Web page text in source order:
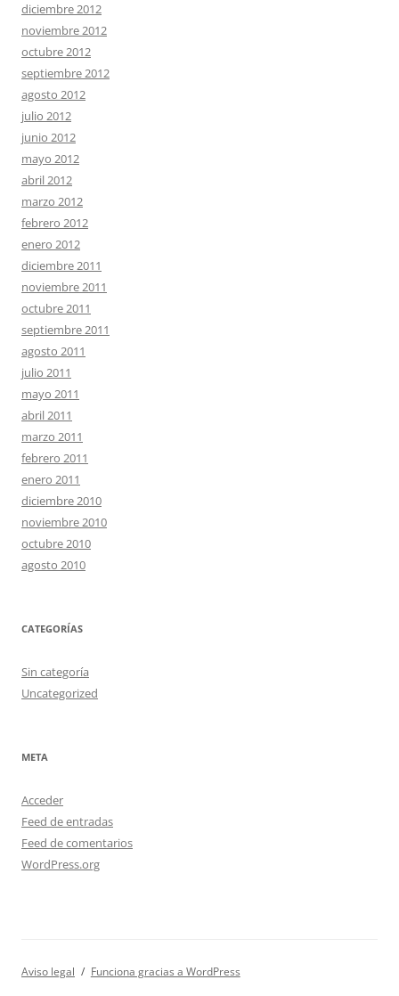
diciembre 2012
noviembre 2012
octubre 2012
septiembre 2012
agosto 2012
julio 2012
junio 2012
mayo 2012
abril 2012
marzo 2012
febrero 2012
enero 2012
diciembre 2011
noviembre 2011
octubre 2011
septiembre 2011
agosto 2011
julio 2011
mayo 2011
abril 2011
marzo 2011
febrero 2011
enero 2011
diciembre 2010
noviembre 2010
octubre 2010
agosto 2010
CATEGORÍAS
Sin categoría
Uncategorized
META
Acceder
Feed de entradas
Feed de comentarios
WordPress.org
Aviso legal Funciona gracias a WordPress